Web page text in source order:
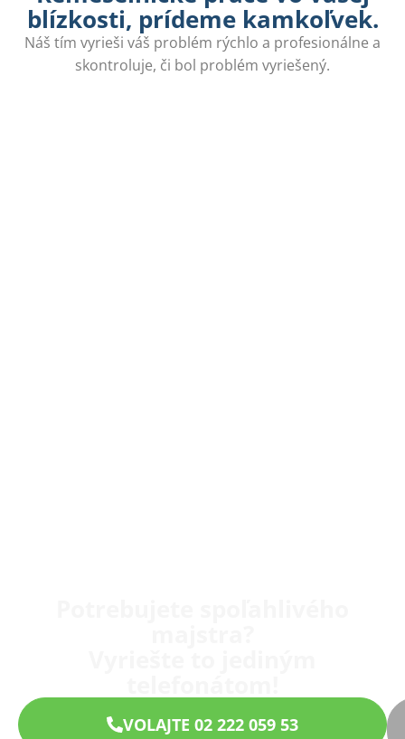
blízkosti, prídeme kamkoľvek.
Náš tím vyrieši váš problém rýchlo a profesionálne a
skontroluje, či bol problém vyriešený.
VOLAJTE 02 222 059 53